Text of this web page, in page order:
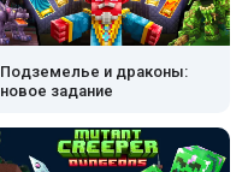
Подземелье и драконы:
новое задание